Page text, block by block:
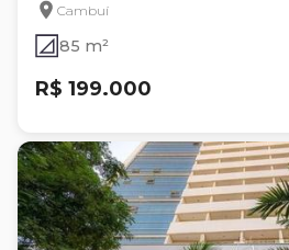
Cambuí
85 m²
R$ 199.000